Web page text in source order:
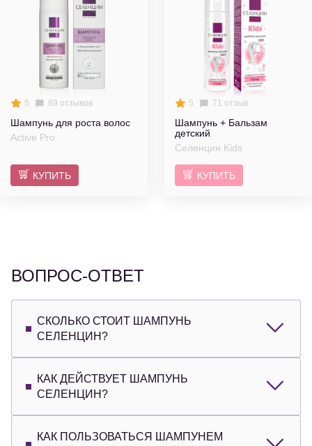
5 89 отзывов
Шампунь для роста волос
Active Pro
КУПИТЬ
5 71 отзыв
Шампунь + Бальзам
детский
Селенцин Kids
КУПИТЬ
ВОПРОС-ОТВЕТ
СКОЛЬКО СТОИТ ШАМПУНЬ
СЕЛЕНЦИН?
КАК ДЕЙСТВУЕТ ШАМПУНЬ
СЕЛЕНЦИН?
КАК ПОЛЬЗОВАТЬСЯ ШАМПУНЕМ